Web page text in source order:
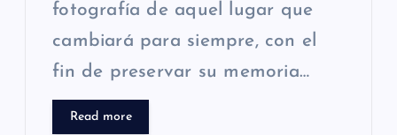
fotografía de aquel lugar que
cambiará para siempre, con el
fin de preservar su memoria…
Read more